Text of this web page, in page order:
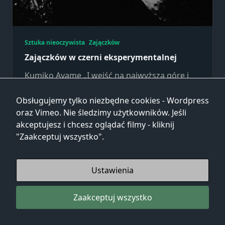
Sztuka nieoczywista Zajączków
Zajączków w czerni eksperymentalnej
Kumiko Ayame „I wejść na najwyższą górę i
Dawid Jary Kwi 29, 2025
Obsługujemy tylko niezbędne cookies - Wordpress
oraz Vimeo. Nie śledzimy użytkowników. Jeśli
akceptujesz i chcesz oglądać filmy - kliknij
"Zaakceptuj wszystko".
Ustawienia
Zaakceptuj wszystko